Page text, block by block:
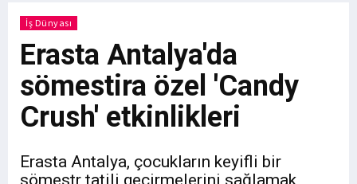
İş Dünyası
Erasta Antalya'da
sömestira özel 'Candy
Crush' etkinlikleri
Erasta Antalya, çocukların keyifli bir
sömestr tatili geçirmelerini sağlamak